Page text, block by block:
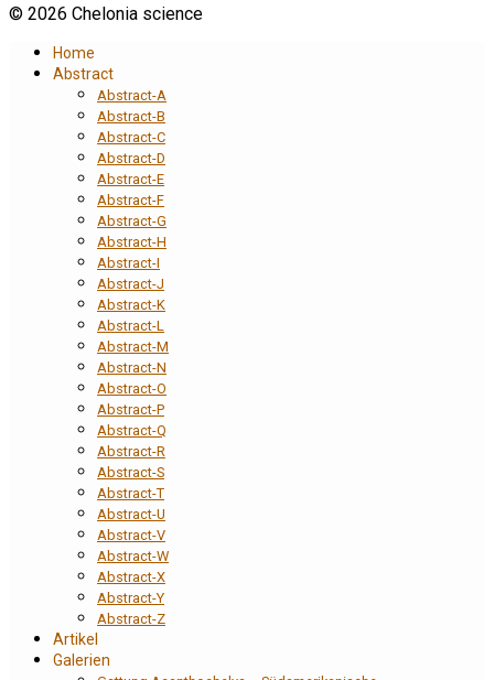
© 2026 Chelonia science
Home
Abstract
Abstract-A
Abstract-B
Abstract-C
Abstract-D
Abstract-E
Abstract-F
Abstract-G
Abstract-H
Abstract-I
Abstract-J
Abstract-K
Abstract-L
Abstract-M
Abstract-N
Abstract-O
Abstract-P
Abstract-Q
Abstract-R
Abstract-S
Abstract-T
Abstract-U
Abstract-V
Abstract-W
Abstract-X
Abstract-Y
Abstract-Z
Artikel
Galerien